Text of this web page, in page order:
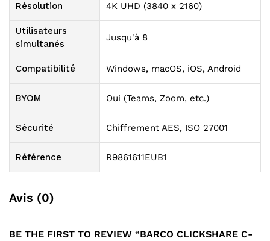
Résolution 4K UHD (3840 x 2160)
Utilisateurs
simultanés
Jusqu'à 8
Compatibilité Windows, macOS, iOS, Android
BYOM Oui (Teams, Zoom, etc.)
Sécurité Chiffrement AES, ISO 27001
Référence R9861611EUB1
Avis (0)
BE THE FIRST TO REVIEW “BARCO CLICKSHARE C-